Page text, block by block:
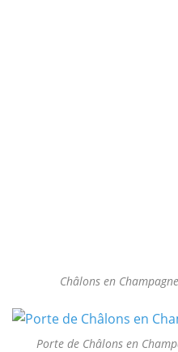
Châlons en Champagne
Porte de Châlons en